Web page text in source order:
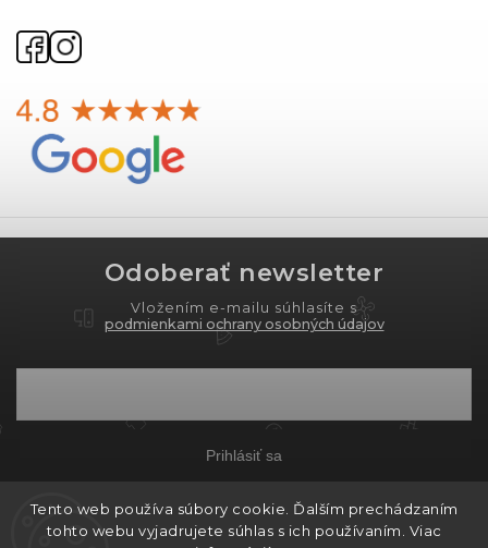
Tento web používa súbory cookie. Ďalším prechádzaním
tohto webu vyjadrujete súhlas s ich používaním. Viac
Odoberať newsletter
Vložením e-mailu súhlasíte s
podmienkami ochrany osobných údajov
Prihlásiť sa